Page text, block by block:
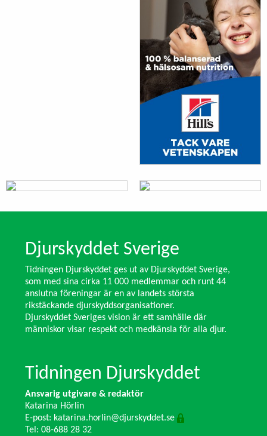
Djurskyddet Sverige
Tidningen Djurskyddet ges ut av Djurskyddet Sverige,
som med sina cirka 11 000 medlemmar och runt 44
anslutna föreningar är en av landets största
rikstäckande djurskyddsorganisationer.
Djurskyddet Sveriges vision är ett samhälle där
människor visar respekt och medkänsla för alla djur.
Tidningen Djurskyddet
Ansvarig utgivare & redaktör
Katarina Hörlin
E-post: katarina.horlin@djurskyddet.se
Tel: 08-688 28 32